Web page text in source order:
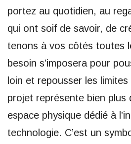
portez au quotidien, au
qui ont soif de savoir, de
tenons à vos côtés toutes
besoin s’imposera pour
loin et repousser les
projet représente bien plus
espace physique dédié à
technologie. C’est un